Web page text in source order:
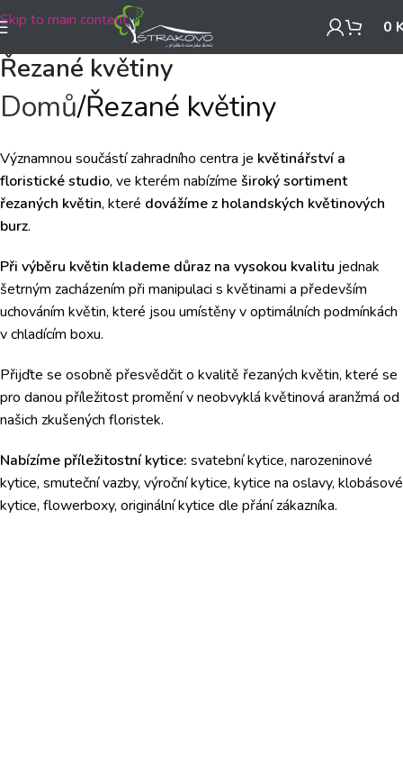
Skip to main content 0
Řezané květiny
Domů Řezané květiny
Významnou součástí zahradního centra je květinářství a
floristické studio, ve kterém nabízíme široký sortiment
řezaných květin, které dovážíme z holandských květinových
burz.
Při výběru květin klademe důraz na vysokou kvalitu jednak
šetrným zacházením při manipulaci s květinami a především
uchováním květin, které jsou umístěny v optimálních podmínkách
v chladícím boxu.
Přijďte se osobně přesvědčit o kvalitě řezaných květin, které se
pro danou příležitost promění v neobvyklá květinová aranžmá od
našich zkušených floristek.
Nabízíme příležitostní kytice: svatební kytice, narozeninové
kytice, smuteční vazby, výroční kytice, kytice na oslavy, klobásové
kytice, flowerboxy, originální kytice dle přání zákazníka.